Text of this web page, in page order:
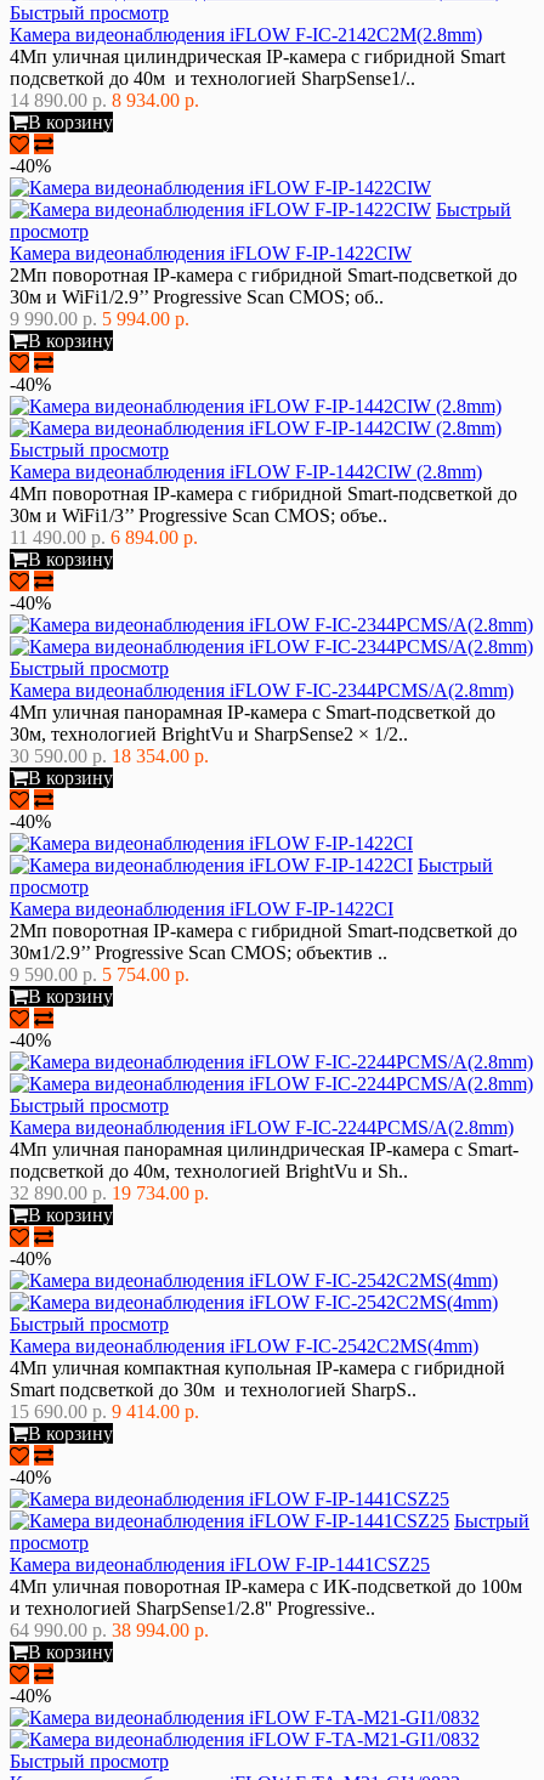
Быстрый просмотр
Камера видеонаблюдения iFLOW F-IC-2142C2M(2.8mm)
4Мп уличная цилиндрическая IP-камера с гибридной Smart
подсветкой до 40м и технологией SharpSense1/..
14 890.00 р. 8 934.00 р.
В корзину
-40%
Быстрый
просмотр
Камера видеонаблюдения iFLOW F-IP-1422CIW
2Мп поворотная IP-камера с гибридной Smart-подсветкой до
30м и WiFi1/2.9’’ Progressive Scan CMOS; об..
9 990.00 р. 5 994.00 р.
В корзину
-40%
Быстрый просмотр
Камера видеонаблюдения iFLOW F-IP-1442CIW (2.8mm)
4Мп поворотная IP-камера с гибридной Smart-подсветкой до
30м и WiFi1/3’’ Progressive Scan CMOS; объе..
11 490.00 р. 6 894.00 р.
В корзину
-40%
Быстрый просмотр
Камера видеонаблюдения iFLOW F-IC-2344PCMS/A(2.8mm)
4Мп уличная панорамная IP-камера с Smart-подсветкой до
30м, технологией BrightVu и SharpSense2 × 1/2..
30 590.00 р. 18 354.00 р.
В корзину
-40%
Быстрый
просмотр
Камера видеонаблюдения iFLOW F-IP-1422CI
2Мп поворотная IP-камера с гибридной Smart-подсветкой до
30м1/2.9’’ Progressive Scan CMOS; объектив ..
9 590.00 р. 5 754.00 р.
В корзину
-40%
Быстрый просмотр
Камера видеонаблюдения iFLOW F-IC-2244PCMS/A(2.8mm)
4Мп уличная панорамная цилиндрическая IP-камера с Smart-
подсветкой до 40м, технологией BrightVu и Sh..
32 890.00 р. 19 734.00 р.
В корзину
-40%
Быстрый просмотр
Камера видеонаблюдения iFLOW F-IC-2542C2MS(4mm)
4Мп уличная компактная купольная IP-камера с гибридной
Smart подсветкой до 30м и технологией SharpS..
15 690.00 р. 9 414.00 р.
В корзину
-40%
Быстрый
просмотр
Камера видеонаблюдения iFLOW F-IP-1441CSZ25
4Мп уличная поворотная IP-камера с ИК-подсветкой до 100м
и технологией SharpSense1/2.8'' Progressive..
64 990.00 р. 38 994.00 р.
В корзину
-40%
Быстрый просмотр